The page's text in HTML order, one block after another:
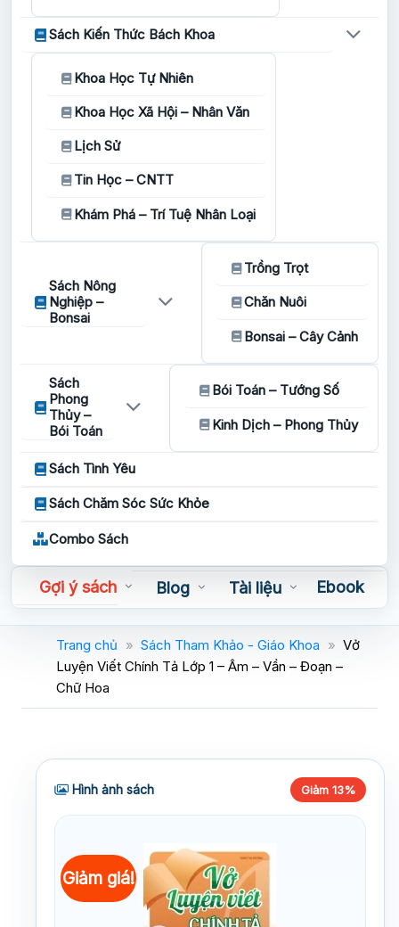
Sách Kiến Thức Bách Khoa
Khoa Học Tự Nhiên
Khoa Học Xã Hội – Nhân Văn
Lịch Sử
Tin Học – CNTT
Khám Phá – Trí Tuệ Nhân Loại
Sách Nông
Nghiệp –
Bonsai
Trồng Trọt
Chăn Nuôi
Bonsai – Cây Cảnh
Sách
Phong
Thủy –
Bói Toán
Bói Toán – Tướng Số
Kinh Dịch – Phong Thủy
Sách Tình Yêu
Sách Chăm Sóc Sức Khỏe
Combo Sách
Gợi ý sách Blog Tài liệu
Ebook
Sách nói
Trang chủ » Sách Tham Khảo - Giáo Khoa » Vở
Luyện Viết Chính Tả Lớp 1 – Âm – Vần – Đoạn –
Chữ Hoa
Hình ảnh sách Giảm 13%
Giảm giá!